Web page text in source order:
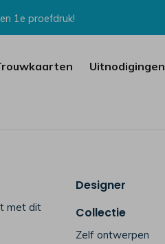
1e proefdruk!
Uitnodigingen
met dit
Designer
Collectie
Zelf ontwerpen